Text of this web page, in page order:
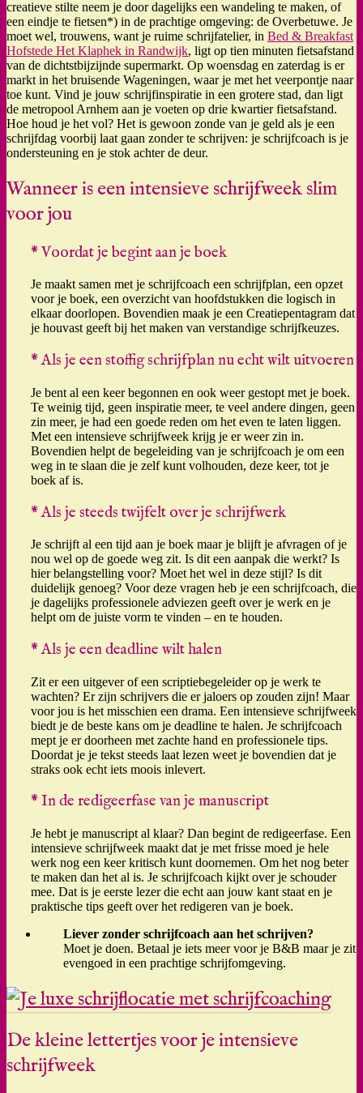
creatieve stilte neem je door dagelijks een wandeling te maken, of
een eindje te fietsen*) in de prachtige omgeving: de Overbetuwe. Je
moet wel, trouwens, want je ruime schrijfatelier, in Bed & Breakfast
Hofstede Het Klaphek in Randwijk, ligt op tien minuten fietsafstand
van de dichtstbijzijnde supermarkt. Op woensdag en zaterdag is er
markt in het bruisende Wageningen, waar je met het veerpontje naar
toe kunt. Vind je jouw schrijfinspiratie in een grotere stad, dan ligt
de metropool Arnhem aan je voeten op drie kwartier fietsafstand.
Hoe houd je het vol? Het is gewoon zonde van je geld als je een
schrijfdag voorbij laat gaan zonder te schrijven: je schrijfcoach is je
ondersteuning en je stok achter de deur.
Wanneer is een intensieve schrijfweek slim
voor jou
* Voordat je begint aan je boek
Je maakt samen met je schrijfcoach een schrijfplan, een opzet
voor je boek, een overzicht van hoofdstukken die logisch in
elkaar doorlopen. Bovendien maak je een Creatiepentagram dat
je houvast geeft bij het maken van verstandige schrijfkeuzes.
* Als je een stoffig schrijfplan nu echt wilt uitvoeren
Je bent al een keer begonnen en ook weer gestopt met je boek.
Te weinig tijd, geen inspiratie meer, te veel andere dingen, geen
zin meer, je had een goede reden om het even te laten liggen.
Met een intensieve schrijfweek krijg je er weer zin in.
Bovendien helpt de begeleiding van je schrijfcoach je om een
weg in te slaan die je zelf kunt volhouden, deze keer, tot je
boek af is.
* Als je steeds twijfelt over je schrijfwerk
Je schrijft al een tijd aan je boek maar je blijft je afvragen of je
nou wel op de goede weg zit. Is dit een aanpak die werkt? Is
hier belangstelling voor? Moet het wel in deze stijl? Is dit
duidelijk genoeg? Voor deze vragen heb je een schrijfcoach, die
je dagelijks professionele adviezen geeft over je werk en je
helpt om de juiste vorm te vinden – en te houden.
* Als je een deadline wilt halen
Zit er een uitgever of een scriptiebegeleider op je werk te
wachten? Er zijn schrijvers die er jaloers op zouden zijn! Maar
voor jou is het misschien een drama. Een intensieve schrijfweek
biedt je de beste kans om je deadline te halen. Je schrijfcoach
mept je er doorheen met zachte hand en professionele tips.
Doordat je je tekst steeds laat lezen weet je bovendien dat je
straks ook echt iets moois inlevert.
* In de redigeerfase van je manuscript
Je hebt je manuscript al klaar? Dan begint de redigeerfase. Een
intensieve schrijfweek maakt dat je met frisse moed je hele
werk nog een keer kritisch kunt doornemen. Om het nog beter
te maken dan het al is. Je schrijfcoach kijkt over je schouder
mee. Dat is je eerste lezer die echt aan jouw kant staat en je
praktische tips geeft over het redigeren van je boek.
Liever zonder schrijfcoach aan het schrijven?
Moet je doen. Betaal je iets meer voor je B&B maar je zit
evengoed in een prachtige schrijfomgeving.
De kleine lettertjes voor je intensieve
schrijfweek